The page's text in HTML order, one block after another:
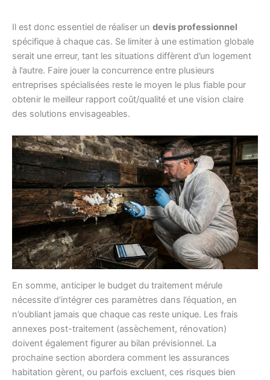
Il est donc essentiel de réaliser un devis professionnel
spécifique à chaque cas. Se limiter à une estimation globale
serait une erreur, tant les situations diffèrent d’un logement
à l’autre. Faire jouer la concurrence entre plusieurs
entreprises spécialisées reste le moyen le plus fiable pour
obtenir le meilleur rapport coût/qualité et une vision claire
des solutions envisageables.
En somme, anticiper le budget du traitement mérule
nécessite d’intégrer ces paramètres dans l’équation, en
n’oubliant jamais que chaque cas reste unique. Les frais
annexes post-traitement (assèchement, rénovation)
doivent également figurer au bilan prévisionnel. La
prochaine section abordera comment les assurances
habitation gèrent, ou parfois excluent, ces risques bien